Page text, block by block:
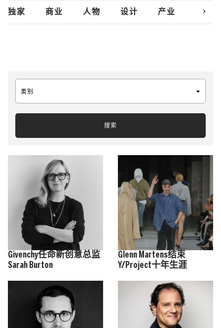
独家 商业 人物 设计 产业 创新
chevron_right
类别
搜索
Givenchy任命新创意总监
Sarah Burton
Glenn Martens结束
Y/Project十年生涯